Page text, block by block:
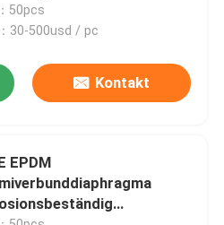
50pcs
30-500usd / pc
Kontakt
EPDM